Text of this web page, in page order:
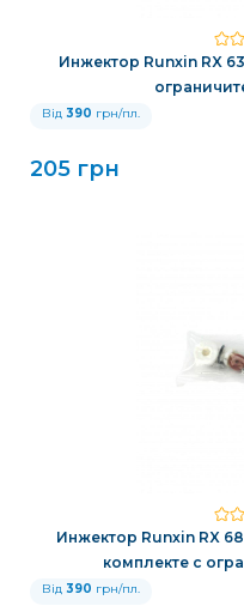
Инжектор Runxin RX
Від 390 грн/пл.
205 грн
Инжектор Runxin RX
комплекте с
Від 390 грн/пл.